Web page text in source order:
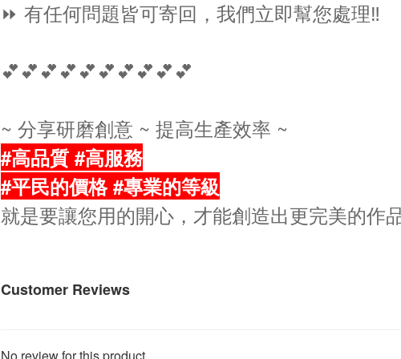
⏩ 有任何問題皆可寄回，我們立即幫您處理‼️
💕💕💕💕💕💕💕💕💕💕
~ 分享研磨創意 ~ 提高生產效率 ~
#高品質 #高服務
#平民的價格 #專業的等級
就是要讓您用的開心，才能創造出更完美的作
Customer Reviews